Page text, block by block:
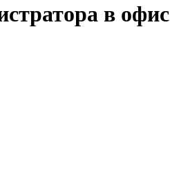
в офис